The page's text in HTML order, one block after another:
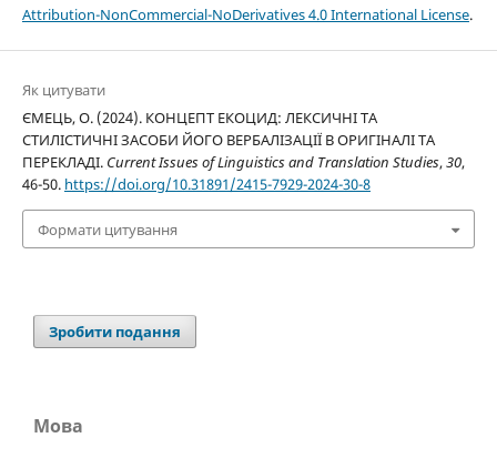
Attribution-NonCommercial-NoDerivatives 4.0 International License.
Як цитувати
ЄМЕЦЬ, О. (2024). КОНЦЕПТ ЕКОЦИД: ЛЕКСИЧНІ ТА
СТИЛІСТИЧНІ ЗАСОБИ ЙОГО ВЕРБАЛІЗАЦІЇ В ОРИГІНАЛІ ТА
ПЕРЕКЛАДІ. Current Issues of Linguistics and Translation Studies,30,
46-50. https://doi.org/10.31891/2415-7929-2024-30-8
Формати цитування
Зробити подання
Мова